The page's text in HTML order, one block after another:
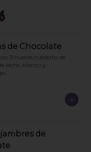
2 días de anticipación
de Chocolate
3 nueces cubierto de
leche, blanco y
de